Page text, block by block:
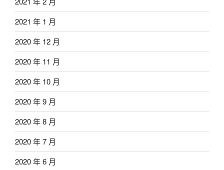
2021 年 1 月
2020 年 12 月
2020 年 11 月
2020 年 10 月
2020 年 9 月
2020 年 8 月
2020 年 7 月
2020 年 6 月